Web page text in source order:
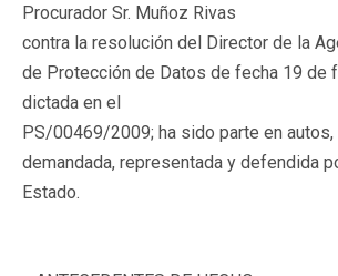
Procurador Sr. Muñoz Rivas
contra la resolución del Director de la
de Protección de Datos de fecha 19 de
dictada en el
PS/00469/2009; ha sido parte en
demandada, representada y defendida
Estado.